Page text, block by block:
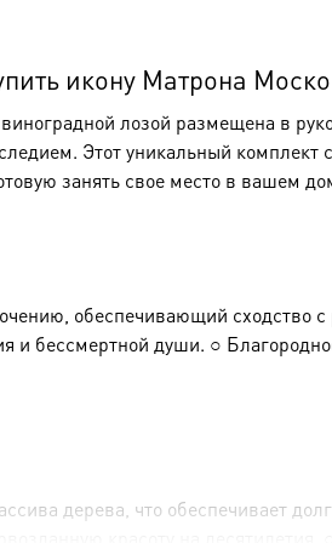
икону Матрона
лозой размещена в
Этот уникальный комплект
занять свое место в вашем
обеспечивающий сходство
бессмертной души. ○
дерева, что обеспечивает